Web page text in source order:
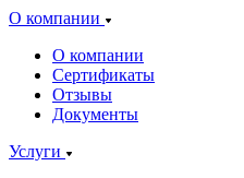
О компании
О компании
Сертификаты
Отзывы
Документы
Услуги